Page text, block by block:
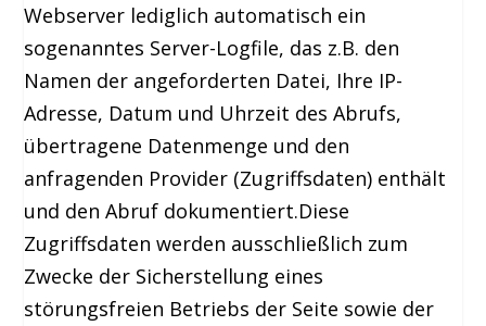
Webserver lediglich automatisch ein
sogenanntes Server-Logfile, das z.B. den
Namen der angeforderten Datei, Ihre IP-
Adresse, Datum und Uhrzeit des Abrufs,
übertragene Datenmenge und den
anfragenden Provider (Zugriffsdaten) enthält
und den Abruf dokumentiert.Diese
Zugriffsdaten werden ausschließlich zum
Zwecke der Sicherstellung eines
störungsfreien Betriebs der Seite sowie der